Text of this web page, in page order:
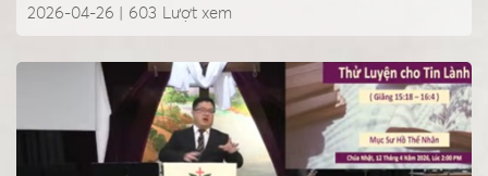
2026-04-26 | Lượt xem
603